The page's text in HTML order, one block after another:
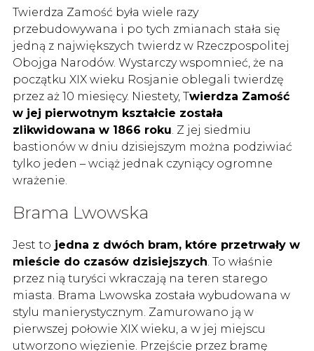
Twierdza Zamość była wiele razy
przebudowywana i po tych zmianach stała się
jedną z największych twierdz w Rzeczpospolitej
Obojga Narodów. Wystarczy wspomnieć, że na
początku XIX wieku Rosjanie oblegali twierdzę
przez aż 10 miesięcy. Niestety, Twierdza Zamość
w jej pierwotnym kształcie została
zlikwidowana w 1866 roku. Z jej siedmiu
bastionów w dniu dzisiejszym można podziwiać
tylko jeden – wciąż jednak czyniący ogromne
wrażenie.
Brama Lwowska
Jest to jedna z dwóch bram, które przetrwały w
mieście do czasów dzisiejszych. To właśnie
przez nią turyści wkraczają na teren starego
miasta. Brama Lwowska została wybudowana w
stylu manierystycznym. Zamurowano ją w
pierwszej połowie XIX wieku, a w jej miejscu
utworzono więzienie. Przejście przez bramę